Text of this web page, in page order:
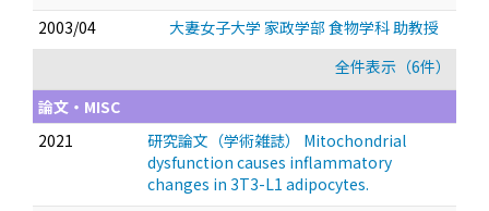
2003/04
大妻女子大学 家政学部 食物学科 助教授
全件表示（6件）
論文・MISC
2021
研究論文（学術雑誌） Mitochondrial
dysfunction causes inflammatory
changes in 3T3-L1 adipocytes.